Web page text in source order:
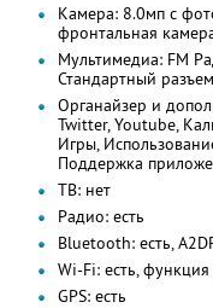
Камера: 8.0мп с
фронтальная
Мультимедиа: FM
Стандартный
Органайзер и
Twitter, Youtube,
Игры,
Поддержка
ТВ: нет
Радио: есть
Bluetooth: есть,
Wi-Fi: есть,
GPS: есть